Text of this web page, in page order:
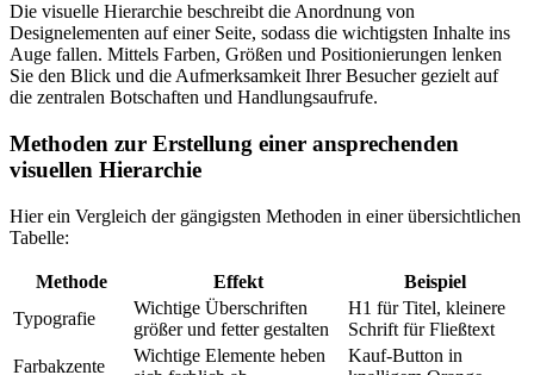
Die visuelle Hierarchie beschreibt die Anordnung von
Designelementen auf einer Seite, sodass die wichtigsten Inhalte ins
Auge fallen. Mittels Farben, Größen und Positionierungen lenken
Sie den Blick und die Aufmerksamkeit Ihrer Besucher gezielt auf
die zentralen Botschaften und Handlungsaufrufe.
Methoden zur Erstellung einer ansprechenden
visuellen Hierarchie
Hier ein Vergleich der gängigsten Methoden in einer übersichtlichen
Tabelle:
Methode Effekt
Beispiel
Typografie
Wichtige Überschriften
größer und fetter gestalten
H1 für Titel, kleinere
Schrift für Fließtext
Farbakzente
Wichtige Elemente heben
Kauf-Button in